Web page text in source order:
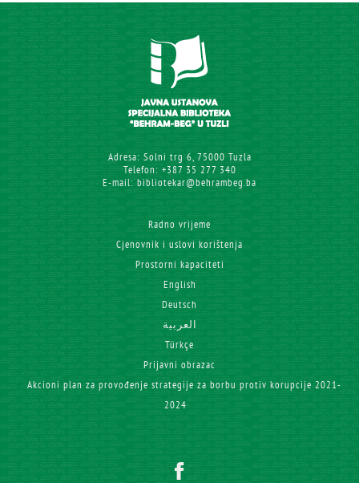
Adresa: Solni trg 6, 75000 Tuzla
Telefon: +387 35 277 340
E-mail: bibliotekar@behrambeg.ba
Radno vrijeme
Cjenovnik i uslovi korištenja
Prostorni kapaciteti
English
Deutsch
العربية
Türkçe
Prijavni obrazac
Akcioni plan za provođenje strategije za borbu protiv korupcije 2021-
2024